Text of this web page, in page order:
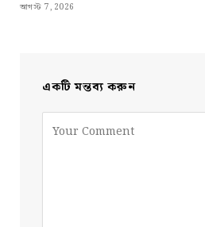
আগস্ট 7, 2026
একটি মন্তব্য করুন